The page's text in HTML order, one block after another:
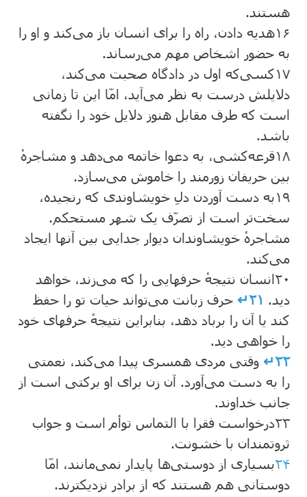
هستند.
۱۶هدیه دادن، راه را برای انسان باز می‌کند و او را
به حضور اشخاص مهم می‌رساند.
۱۷کسی‌که اول در دادگاه صحبت می‌کند،
دلایلش درست به نظر می‌آید، امّا این تا زمانی
است که طرف مقابل هنوز دلایل خود را نگفته
باشد.
۱۸قرعه‌کشی، به دعوا خاتمه می‌دهد و مشاجرهٔ
بین حریفان زورمند را خاموش می‌سازد.
۱۹به دست آوردن دلِ خویشاوندی که رنجیده،
سخت‌تر است از تصرّف یک شهر مستحکم.
مشاجرهٔ خویشاوندان دیوار جدایی بین آنها ایجاد
می‌کند.
۲۰انسان نتیجهٔ حرفهایی را که می‌زند، خواهد
دید. ۲۱↵
حرف زبانت می‌تواند حیات تو را حفظ
کند یا آن را برباد دهد، بنابراین نتیجهٔ حرفهای خود
را خواهی دید.
۲۲↵
وقتی مردی همسری پیدا می‌کند، نعمتی
را به دست می‌آورد. آن زن برای او برکتی است از
جانب خداوند.
۲۳درخواست فقرا با التماس توأم است و جواب
ثروتمندان با خشونت.
۲۴بسیاری از دوستی‌ها پایدار نمی‌مانند، امّا
دوستانی هم هستند که از برادر نزدیکترند.